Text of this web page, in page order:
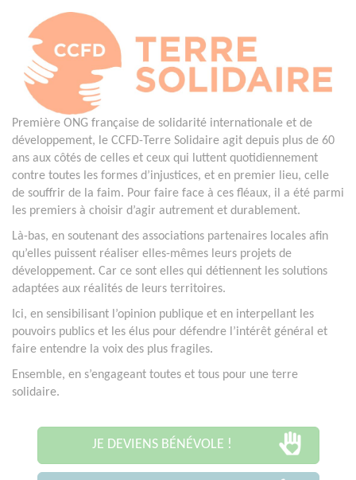
Première ONG française de solidarité internationale et de
développement, le CCFD-Terre Solidaire agit depuis plus de 60
ans aux côtés de celles et ceux qui luttent quotidiennement
contre toutes les formes d’injustices, et en premier lieu, celle
de souffrir de la faim. Pour faire face à ces fléaux, il a été parmi
les premiers à choisir d’agir autrement et durablement.
Là-bas, en soutenant des associations partenaires locales afin
qu’elles puissent réaliser elles-mêmes leurs projets de
développement. Car ce sont elles qui détiennent les solutions
adaptées aux réalités de leurs territoires.
Ici, en sensibilisant l’opinion publique et en interpellant les
pouvoirs publics et les élus pour défendre l’intérêt général et
faire entendre la voix des plus fragiles.
Ensemble, en s’engageant toutes et tous pour une terre
solidaire.
JE DEVIENS BÉNÉVOLE !